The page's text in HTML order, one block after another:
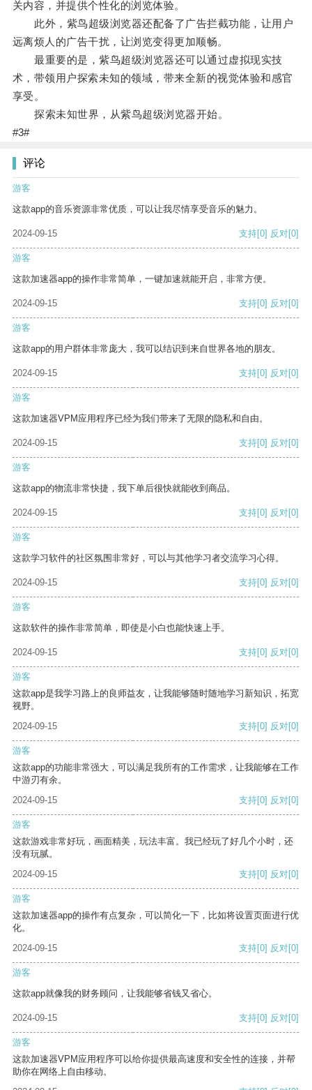
关内容，并提供个性化的浏览体验。
此外，紫鸟超级浏览器还配备了广告拦截功能，让用户
远离烦人的广告干扰，让浏览变得更加顺畅。
最重要的是，紫鸟超级浏览器还可以通过虚拟现实技
术，带领用户探索未知的领域，带来全新的视觉体验和感官
享受。
探索未知世界，从紫鸟超级浏览器开始。
#3#
评论
游客
这款app的音乐资源非常优质，可以让我尽情享受音乐的魅力。
2024-09-15 支持[0] 反对[0]
游客
这款加速器app的操作非常简单，一键加速就能开启，非常方便。
2024-09-15 支持[0] 反对[0]
游客
这款app的用户群体非常庞大，我可以结识到来自世界各地的朋友。
2024-09-15 支持[0] 反对[0]
游客
这款加速器VPM应用程序已经为我们带来了无限的隐私和自由。
2024-09-15 支持[0] 反对[0]
游客
这款app的物流非常快捷，我下单后很快就能收到商品。
2024-09-15 支持[0] 反对[0]
游客
这款学习软件的社区氛围非常好，可以与其他学习者交流学习心得。
2024-09-15 支持[0] 反对[0]
游客
这款软件的操作非常简单，即使是小白也能快速上手。
2024-09-15 支持[0] 反对[0]
游客
这款app是我学习路上的良师益友，让我能够随时随地学习新知识，拓宽
视野。
2024-09-15
支持[0] 反对[0]
游客
这款app的功能非常强大，可以满足我所有的工作需求，让我能够在工作
中游刃有余。
2024-09-15
支持[0] 反对[0]
游客
这款游戏非常好玩，画面精美，玩法丰富。我已经玩了好几个小时，还
没有玩腻。
2024-09-15
支持[0] 反对[0]
游客
这款加速器app的操作有点复杂，可以简化一下，比如将设置页面进行优
化。
2024-09-15
支持[0] 反对[0]
游客
这款app就像我的财务顾问，让我能够省钱又省心。
2024-09-15 支持[0] 反对[0]
游客
这款加速器VPM应用程序可以给你提供最高速度和安全性的连接，并帮
助你在网络上自由移动。